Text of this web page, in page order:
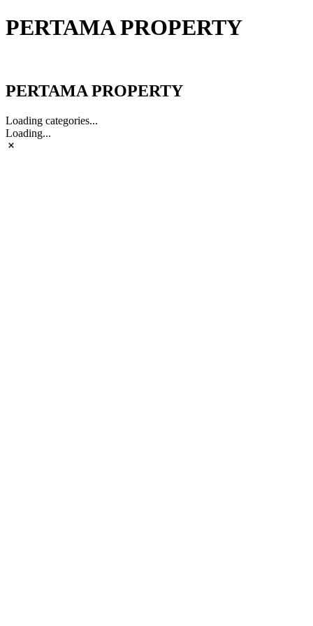
PERTAMA PROPERTY
PERTAMA PROPERTY
Loading categories...
Loading...